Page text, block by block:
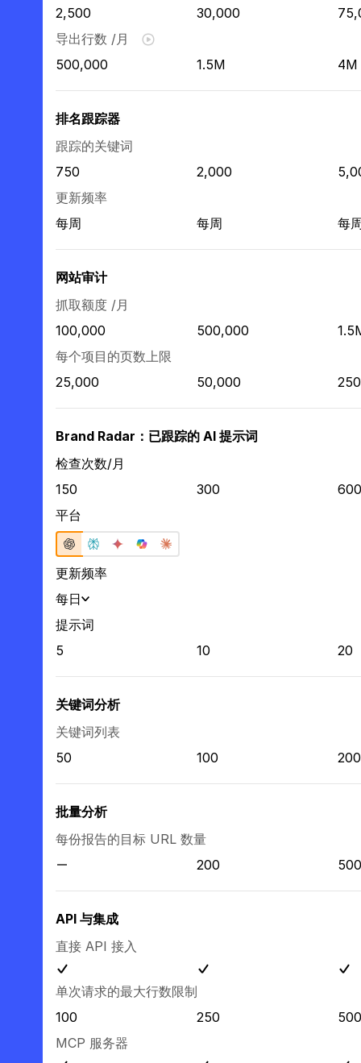
2,500 30,000
导出行数 /月
500,000
1.5M 4M
排名跟踪器
跟踪的关键词
750
2,000
更新频率
每周
每周 每
网站审计
抓取额度 /月
100,000
500,000
每个项目的页数上限
25,000
50,000
Brand Radar：已跟踪的 AI 提示词
检查次数/月
150
300
600
平台
更新频率
每日
提示词
5
10 20
关键词分析
关键词列表
50
100 200
批量分析
每份报告的目标 URL 数量
200
500
API 与集成
直接 API 接入
单次请求的最大行数限制
100
250
500
MCP 服务器